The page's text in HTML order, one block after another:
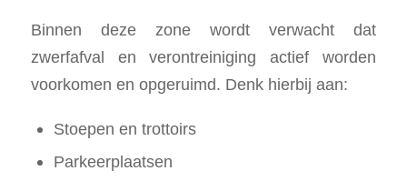
Binnen deze zone wordt verwacht dat
zwerfafval en verontreiniging actief worden
voorkomen en opgeruimd. Denk hierbij aan:
Stoepen en trottoirs
Parkeerplaatsen